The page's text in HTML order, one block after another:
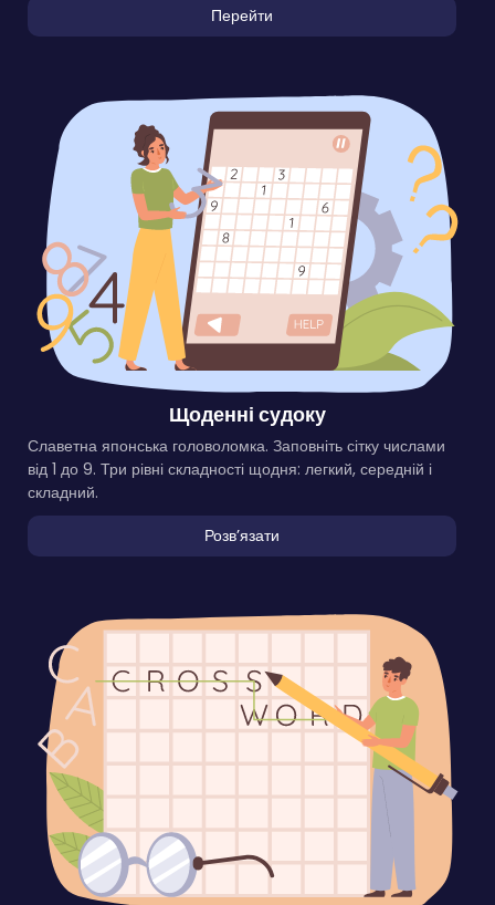
Перейти
Щоденні судоку
Славетна японська головоломка. Заповніть сітку числами
від 1 до 9. Три рівні складності щодня: легкий, середній і
складний.
Розвʼязати